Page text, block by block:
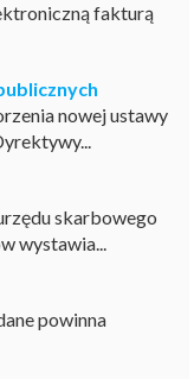
fakturą
nowej ustawy
skarbowego
wystawia...
powinna